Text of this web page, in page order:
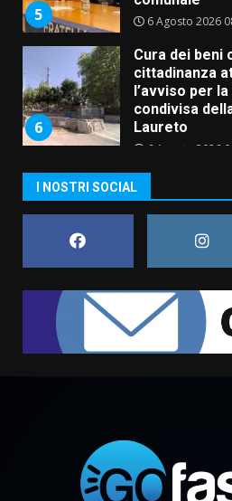
5 6 Agosto 2026
6
Cura dei beni
cittadinanza
l’avviso per
condivisa
Laureto
6 Agosto 2026
assoluta de
Belvedere. Il
6 Agosto 2026
1
Rivoluzione”:
Banda”
campionato di
7 Agosto 2026
I NOSTRI SOCIAL